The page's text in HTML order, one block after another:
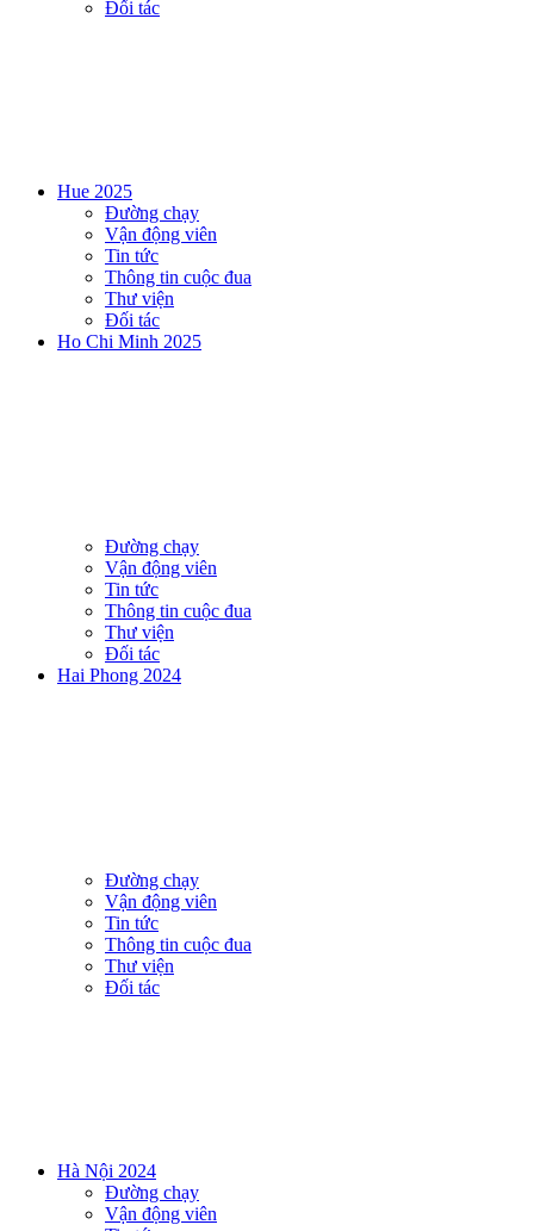
Đối tác
Hue 2025
Đường chạy
Vận động viên
Tin tức
Thông tin cuộc đua
Thư viện
Đối tác
Ho Chi Minh 2025
Đường chạy
Vận động viên
Tin tức
Thông tin cuộc đua
Thư viện
Đối tác
Hai Phong 2024
Đường chạy
Vận động viên
Tin tức
Thông tin cuộc đua
Thư viện
Đối tác
Hà Nội 2024
Đường chạy
Vận động viên